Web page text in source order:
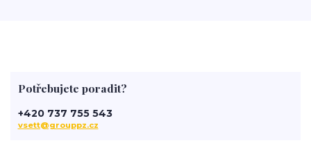
Potřebujete poradit?
+420 737 755 543
vsett@grouppz.cz